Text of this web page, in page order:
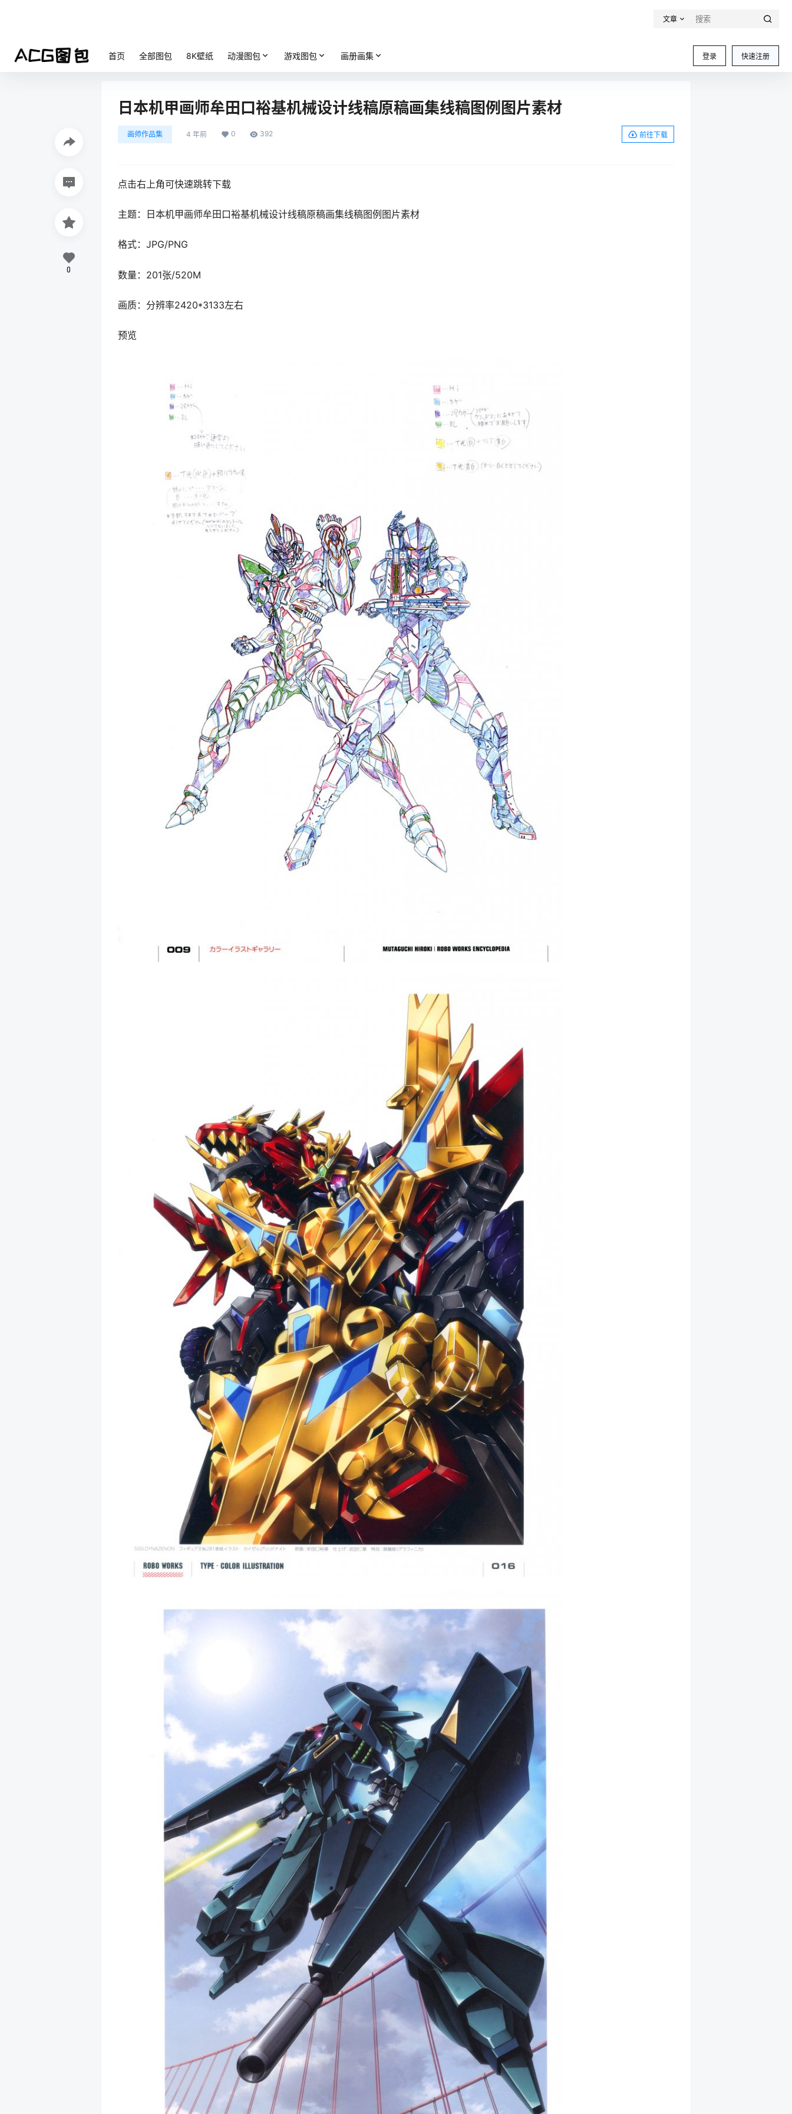
文章
登录 快速注册
首页 全部图包 8K壁纸 动漫图包 游戏图包 画册画集
日本机甲画师牟田口裕基机械设计线稿原稿画集线稿图例图片素材
画师作品集 4 年前 0 392 前往下载
点击右上角可快速跳转下载
主题：日本机甲画师牟田口裕基机械设计线稿原稿画集线稿图例图片素材
格式：JPG/PNG
数量：201张/520M
画质：分辨率2420*3133左右
预览
0